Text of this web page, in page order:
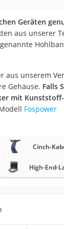
Geräten
aus unserer
aus unserem
Gehäuse. Falls
mit Kunststoff-
Fospower
Cinch-
High-End-